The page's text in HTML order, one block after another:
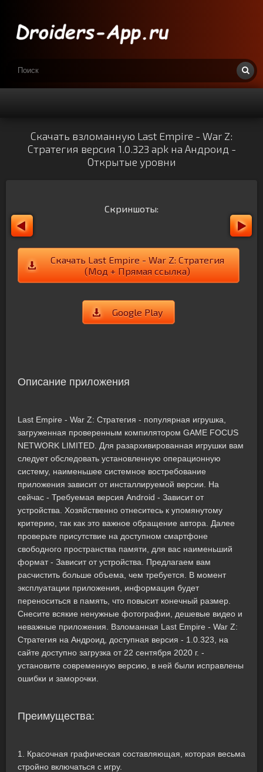
Скачать взломанную Last Empire - War Z:
Стратегия версия 1.0.323 apk на Андроид -
Открытые уровни
Скриншоты:
Скачать Last Empire - War Z: Стратегия
(Мод + Прямая ссылка)
Google Play
Описание приложения
Last Empire - War Z: Стратегия - популярная игрушка,
загруженная проверенным компилятором GAME FOCUS
NETWORK LIMITED. Для разархивированная игрушки вам
следует обследовать установленную операционную
систему, наименьшее системное востребование
приложения зависит от инсталлируемой версии. На
сейчас - Требуемая версия Android - Зависит от
устройства. Хозяйственно отнеситесь к упомянутому
критерию, так как это важное обращение автора. Далее
проверьте присутствие на доступном смартфоне
свободного пространства памяти, для вас наименьший
формат - Зависит от устройства. Предлагаем вам
расчистить больше объема, чем требуется. В момент
эксплуатации приложения, информация будет
переноситься в память, что повысит конечный размер.
Снесите всякие ненужные фотографии, дешевые видео и
неважные приложения. Взломанная Last Empire - War Z:
Стратегия на Андроид, доступная версия - 1.0.323, на
сайте доступно загрузка от 22 сентября 2020 г. -
установите современную версию, в ней были исправлены
ошибки и заморочки.
Преимущества:
1. Красочная графическая составляющая, которая весьма
стройно включаться с игру.